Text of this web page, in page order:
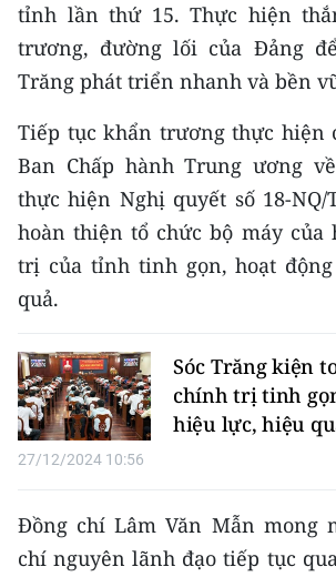
tỉnh lần thứ 15. Thực hiện
trương, đường lối của Đảng
Trăng phát triển nhanh và bền
Tiếp tục khẩn trương thực hiện
Ban Chấp hành Trung ương
thực hiện Nghị quyết số 18-NQ/
hoàn thiện tổ chức bộ máy của
trị của tỉnh tinh gọn, hoạt
quả.
Sóc Trăng kiện
chính trị tinh
hiệu lực, hiệu
27/12/2024 10:56
Đồng chí Lâm Văn Mẫn mong
chí nguyên lãnh đạo tiếp tục